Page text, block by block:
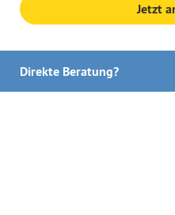
Jetzt
Direkte Beratung?